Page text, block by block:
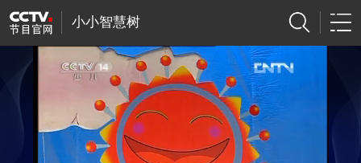
小小智慧树